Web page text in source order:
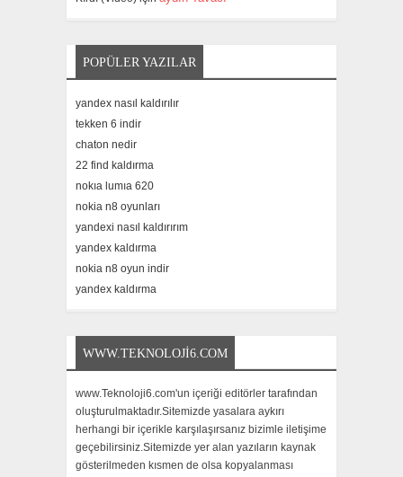
POPÜLER YAZILAR
yandex nasıl kaldırılır
tekken 6 indir
chaton nedir
22 find kaldırma
nokıa lumıa 620
nokia n8 oyunları
yandexi nasıl kaldırırım
yandex kaldırma
nokia n8 oyun indir
yandex kaldırma
WWW.TEKNOLOJI6.COM
www.Teknoloji6.com'un içeriği editörler tarafından
oluşturulmaktadır.Sitemizde yasalara aykırı
herhangi bir içerikle karşılaşırsanız bizimle iletişime
geçebilirsiniz.Sitemizde yer alan yazıların kaynak
gösterilmeden kısmen de olsa kopyalanması